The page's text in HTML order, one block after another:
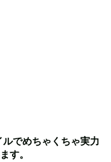
でめちゃくちゃ実力
す。